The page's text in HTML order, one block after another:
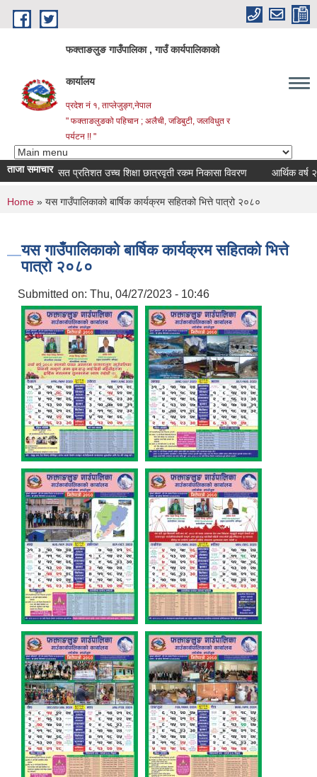
Skip to main content
फक्ताङलुङ गाउँपालिका , गाउँ कार्यपालिकाको
कार्यालय
प्रदेश नं १, ताप्लेजुङ्ग,नेपाल
" फक्ताङलुङको पहिचान ; अलैची, जडिबुटी, जलविधुत र
पर्यटन !! "
ताजा समाचारसत प्रतिशत उच्च शिक्षा छात्रवृती रकम निकासा विवरण आर्थिक वर्ष
You are here
Home » यस गाउँपालिकाको बार्षिक कार्यक्रम सहितको भित्ते पात्रो २०८०
यस गाउँपालिकाको बार्षिक कार्यक्रम सहितको भित्ते
पात्रो २०८०
Submitted on: Thu, 04/27/2023 - 10:46